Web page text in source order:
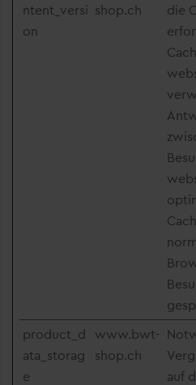
ntent_versi
on
shop.ch
die
product_d
ata_storag
e
www.bwt-
shop.ch
auf